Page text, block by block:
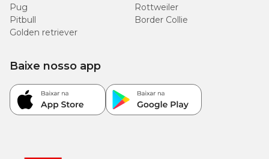
Pug
Rottweiler
Pitbull
Border Collie
Golden retriever
Baixe nosso app